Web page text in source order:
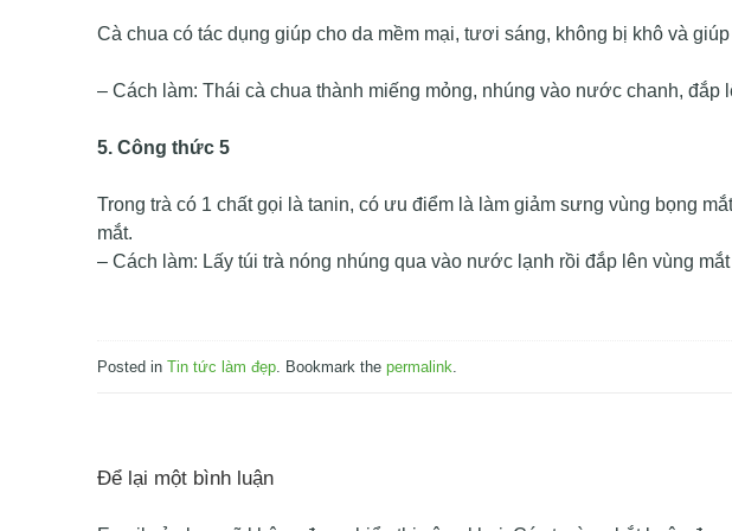
Cà chua có tác dụng giúp cho da mềm mại, tươi sáng, không bị khô và
– Cách làm: Thái cà chua thành miếng mỏng, nhúng vào nước chanh, đắp
5. Công thức 5
Trong trà có 1 chất gọi là tanin, có ưu điểm là làm giảm sưng vùng bọng
mắt.
– Cách làm: Lấy túi trà nóng nhúng qua vào nước lạnh rồi đắp lên vùng
Posted in Tin tức làm đẹp. Bookmark the permalink
Để lại một bình luận